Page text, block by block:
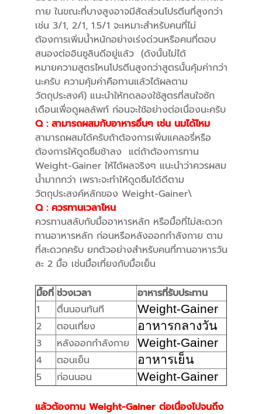
กาย ในขณะที่บางสูงอาจมีสัดส่วนโปรตีนที่สูงกว่า
เช่น 3/1, 2/1, 1.5/1 จะเหมาะสำหรับคนที่ไม่
ต้องการเพิ่มน้ำหนักอย่างเร่งด่วนหรือคนที่ตอบ
สนองต่ออินซูลินดีอยู่แล้ว (ดังนั้นไม่ได้
หมายความสูตรไหนโปรตีนสูงกว่าสูตรนั้นคุ้มค่ากว่า
นะครับ ความคุ้มค่าคือทานแล้วได้ผลตาม
วัตถุประสงค์) แนะนำให้ทดลองใช้สูตรที่สนใจซัก
เดือนเพื่อดูผลลัพท์ ก่อนจะใช้อย่างต่อเนื่องนะครับ
Q : สามารถผสมกับอาหารอื่นๆ เช่น นมได้ไหม
สามารถผสมได้ครับถ้าต้องการเพิ่มแคลอรี่หรือ
ต้องการให้ดูดซึมช้าลง แต่ถ้าต้องการทาน
Weight-Gainer ให้ได้ผลจริงๆ แนะนำว่าควรผสม
น้ำมากกว่า เพราะจะทำให้ดูดซึมได้ดีตาม
วัตถุประสงค์หลักของ Weight-Gainer\
Q : ควรทานเวลาไหน
ควรทานสลับกับมื้ออาหารหลัก หรือมื้อที่ไม่สะดวก
ทานอาหารหลัก ก่อนหรือหลังออกกำลังกาย ตาม
ที่สะดวกครับ ยกตัวอย่างสำหรับคนที่ทานอาหารวัน
ละ 2 มื้อ เช่นมื้อเที่ยงกับมื้อเย็น
มื้อที่ ช่วงเวลา
อาหารที่รับประทาน
1
ตื่นนอนทันที
Weight-Gainer
2
ตอนเที่ยง
อาหารกลางวัน
3
หลังออกกำลังกาย
Weight-Gainer
4
ตอนเย็น
อาหารเย็น
5
ก่อนนอน Weight-Gainer
แล้วต้องทาน Weight-Gainer ต่อเนื่องไปจนถึง